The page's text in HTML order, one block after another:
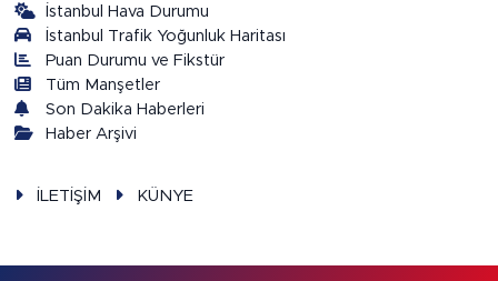
İstanbul Hava Durumu
İstanbul Trafik Yoğunluk Haritası
Puan Durumu ve Fikstür
Tüm Manşetler
Son Dakika Haberleri
Haber Arşivi
İLETİŞİM KÜNYE